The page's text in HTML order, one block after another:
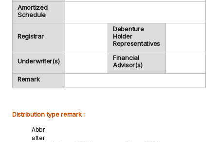
Amortized
Schedule
Registrar
Debenture
Holder
Representatives
Underwriter(s)
Financial
Advisor(s)
Remark
Distribution type remark :
Abbr.
after